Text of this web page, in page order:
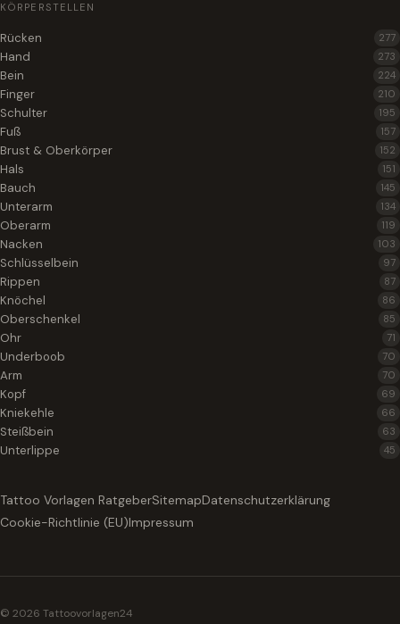
KÖRPERSTELLEN
Rücken 277
Hand 273
Bein 224
Finger 210
Schulter 195
Fuß 157
Brust & Oberkörper 152
Hals 151
Bauch 145
Unterarm 134
Oberarm 119
Nacken 103
Schlüsselbein 97
Rippen 87
Knöchel 86
Oberschenkel 85
Ohr 71
Underboob 70
Arm 70
Kopf 69
Kniekehle 66
Steißbein 63
Unterlippe 45
Tattoo Vorlagen RatgeberSitemapDatenschutzerklärung
Cookie-Richtlinie (EU)Impressum
© 2026 Tattoovorlagen24